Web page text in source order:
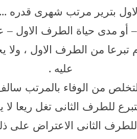
بترير مرتب شهرى
– أو مدى حياة الطرف الاول
تبرعا من الطرف الاول ،
عليه .
من الوفاء بالمرتب
للطرف الثانى تغل ريعا
للطرف الثانى الاعتراض على